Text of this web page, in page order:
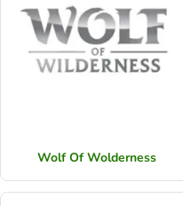
Wolf Of Wolderness